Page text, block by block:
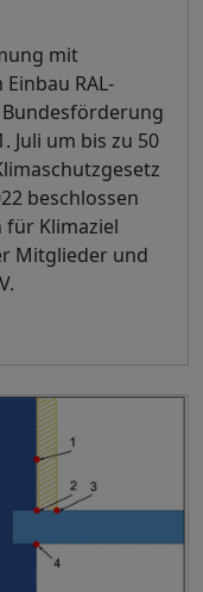
mit
RAL-
Juli um bis zu 50
beschlossen
für Klimaziel
Mitglieder und